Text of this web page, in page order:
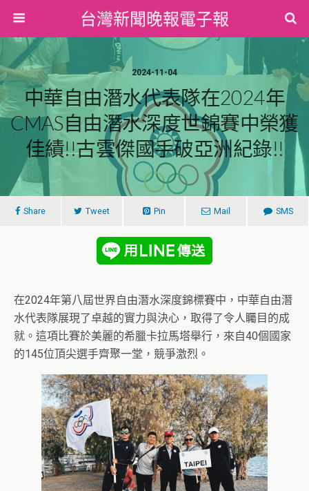
台灣新聞晚報電子報
2024-11-04
中華自由潛水代表隊在2024年
CMAS自由潛水深度世錦賽中榮獲
佳績!!古雲傑國手破亞洲紀錄!!
Share Tweet Pin Mail SMS
在2024年第八屆世界自由潛水深度錦標賽中，中華自由潛
水代表隊展現了卓越的實力與決心，取得了令人矚目的成
就。這項比賽於美麗的希臘卡拉馬塔舉行，來自40個國家
的145位頂尖選手齊聚一堂，競爭激烈。